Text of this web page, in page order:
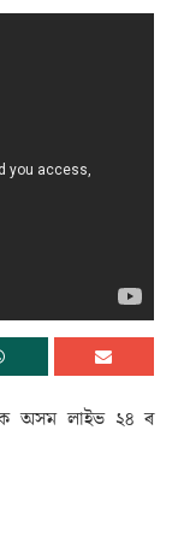
অসম লাইভ ২৪ ৰ